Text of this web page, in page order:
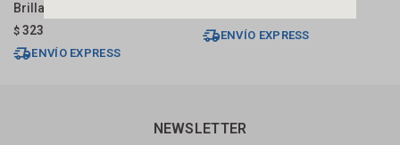
Brillante
$ 323
ENVÍO EXPRESS
ENVÍO EXPRESS
NEWSLETTER